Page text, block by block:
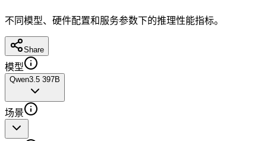
不同模型、硬件配置和服务参数下的推理性能指标。
Share
模型
Qwen3.5 397B
场景